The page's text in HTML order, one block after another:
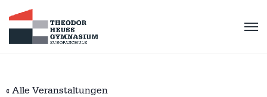
« Alle Veranstaltungen